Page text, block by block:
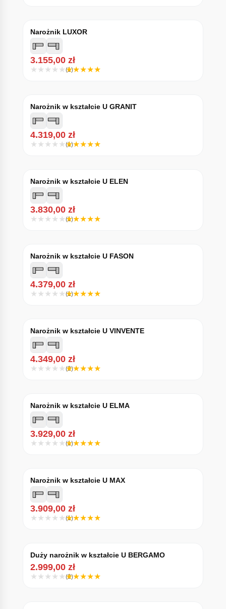
Narożnik LUXOR
3.155,00 zł
(1)
Narożnik w kształcie U GRANIT
4.319,00 zł
(1)
Narożnik w kształcie U ELEN
3.830,00 zł
(1)
Narożnik w kształcie U FASON
4.379,00 zł
(1)
Narożnik w kształcie U VINVENTE
4.349,00 zł
(2)
Narożnik w kształcie U ELMA
3.929,00 zł
(1)
Narożnik w kształcie U MAX
3.909,00 zł
(1)
Duży narożnik w kształcie U BERGAMO
2.999,00 zł
(2)